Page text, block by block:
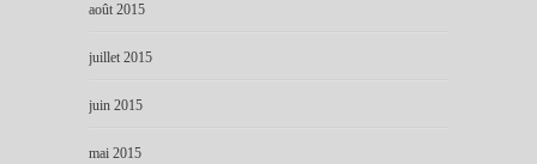
août 2015
juillet 2015
juin 2015
mai 2015